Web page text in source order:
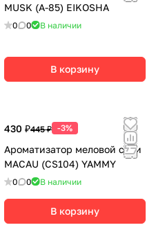
MUSK (A-85) EIKOSHA
0 0 В наличии
В корзину
430 ₽445 ₽ -3%
Ароматизатор меловой сити
MACAU (CS104) YAMMY
0 0 В наличии
В корзину